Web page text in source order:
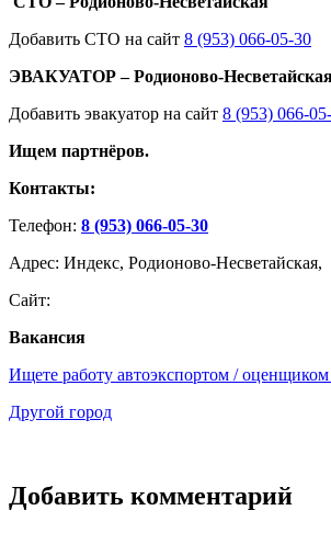
Добавить СТО на сайт 8 (953) 066-05-30
ЭВАКУАТОР – Родионово-
Добавить эвакуатор на сайт 8 (953) 066-
Ищем партнёров.
Контакты:
Телефон: 8 (953) 066-05-30
Адрес: Индекс, Родионово-Несветайская,
Сайт:
Вакансия
Ищете работу автоэкспортом /
Другой город
Добавить комментарий